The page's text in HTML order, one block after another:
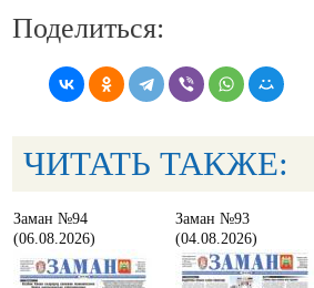
Поделиться:
ЧИТАТЬ ТАКЖЕ:
Заман №94
(06.08.2026)
Заман №93
(04.08.2026)